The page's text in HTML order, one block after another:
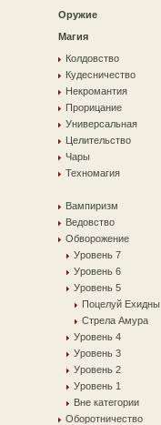
Оружие
Магия
Колдовство
Кудесничество
Некромантия
Прорицание
Универсальная
Целительство
Чары
Техномагия
Вампиризм
Ведовство
Обворожение
Уровень 7
Уровень 6
Уровень 5
Поцелуй Ехидны
Стрела Амура
Уровень 4
Уровень 3
Уровень 2
Уровень 1
Вне категории
Оборотничество